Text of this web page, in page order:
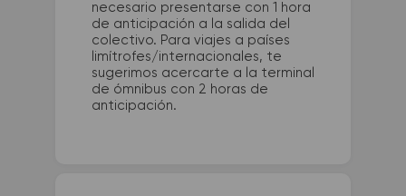
necesario presentarse con 1 hora
de anticipación a la salida del
colectivo. Para viajes a países
limítrofes/internacionales, te
sugerimos acercarte a la terminal
de ómnibus con 2 horas de
anticipación.